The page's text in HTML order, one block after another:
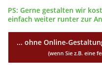
PS: Gerne gestalten wir
einfach weiter runter zur
... ohne Online-
(wenn Sie z.B. eine